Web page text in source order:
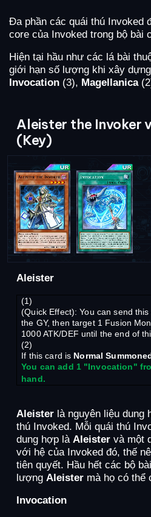
Đa phần các quái thú Invoked
core của Invoked trong bộ bài
Hiện tại hầu như các lá bài
giới hạn số lượng khi xây
Invocation (3), Magellanica
Aleister the Invoker
(Key)
Aleister
(1)
(Quick Effect): You can send
the GY, then target 1 Fusion
1000 ATK/DEF until the end of
(2)
If this card is Normal
You can add 1 "Invocation"
hand.
Aleister là nguyên liệu dung
thú Invoked. Mỗi quái thú
dung hợp là Aleister và một
với hệ của Invoked đó, thế
tiên quyết. Hầu hết các bộ
lượng Aleister mà họ có thể
Invocation